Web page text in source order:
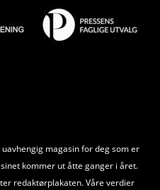
magasin for deg som er
kommer ut åtte ganger i året.
redaktørplakaten. Våre verdier